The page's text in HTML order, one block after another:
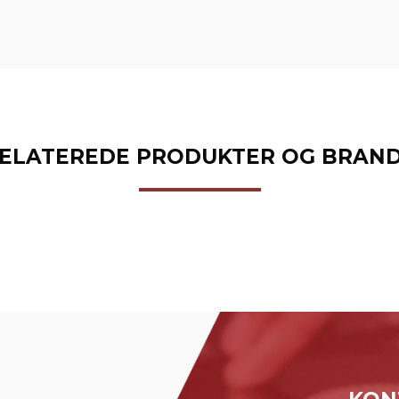
PRODUKTER OG